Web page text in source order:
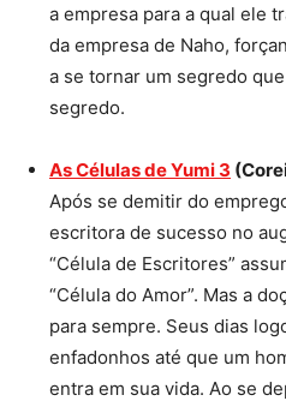
a empresa para a qual ele
da empresa de Naho,
a se tornar um segredo
segredo.
As Células de Yumi 3
Após se demitir do
escritora de sucesso no
“Célula de Escritores”
“Célula do Amor”. Mas a
para sempre. Seus dias
enfadonhos até que um
entra em sua vida. Ao se